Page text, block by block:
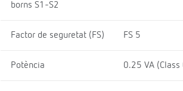
borns S1-S2
Factor de seguretat (FS) FS 5
Potència 0.25 VA (Class